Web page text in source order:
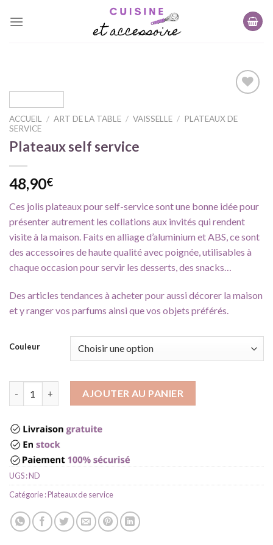
ACCUEIL / ART DE LA TABLE / VAISSELLE / PLATEAUX DE
SERVICE
Plateaux self service
48,90€
Ces jolis plateaux pour self-service sont une bonne idée pour
présenter autrement les collations aux invités qui rendent
visite à la maison. Faits en alliage d’aluminium et ABS, ce sont
des accessoires de haute qualité avec poignée, utilisables à
chaque occasion pour servir les desserts, des snacks…
Des articles tendances à acheter pour aussi décorer la maison
et y ranger vos parfums ainsi que vos objets préférés.
Couleur
AJOUTER AU PANIER
UGS :ND
Catégorie :Plateaux de service